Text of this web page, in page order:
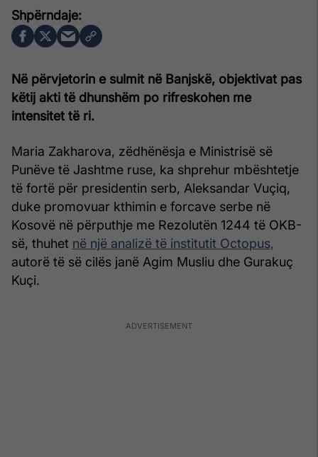
Në përvjetorin e sulmit në Banjskë, objektivat pas
këtij akti të dhunshëm po rifreskohen me
intensitet të ri.
Maria Zakharova, zëdhënësja e Ministrisë së
Punëve të Jashtme ruse, ka shprehur mbështetje
të fortë për presidentin serb, Aleksandar Vuçiq,
duke promovuar kthimin e forcave serbe në
Kosovë në përputhje me Rezolutën 1244 të OKB-
së, thuhet në një analizë të institutit Octopus,
autorë të së cilës janë Agim Musliu dhe Gurakuç
Kuçi.